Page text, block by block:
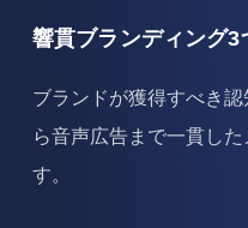
響貫ブランディング3
ブランドが獲得すべき
ら音声広告まで一貫し
す。